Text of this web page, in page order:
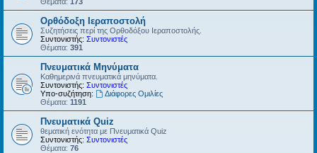
Ορθόδοξη Ιεραποστολή
Συζητήσεις περί της Ορθοδόξου Ιεραποστολής.
Συντονιστής: Συντονιστές
Θέματα: 391
Πνευματικά Μηνύματα
Καθημερινά πνευματικά μηνύματα.
Συντονιστής: Συντονιστές
Υπο-συζήτηση:
Διάφορες Ομιλίες
Θέματα: 1191
Πνευματικά Quiz
θεματική ενότητα με Πνευματικά Quiz
Συντονιστής: Συντονιστές
Θέματα: 76